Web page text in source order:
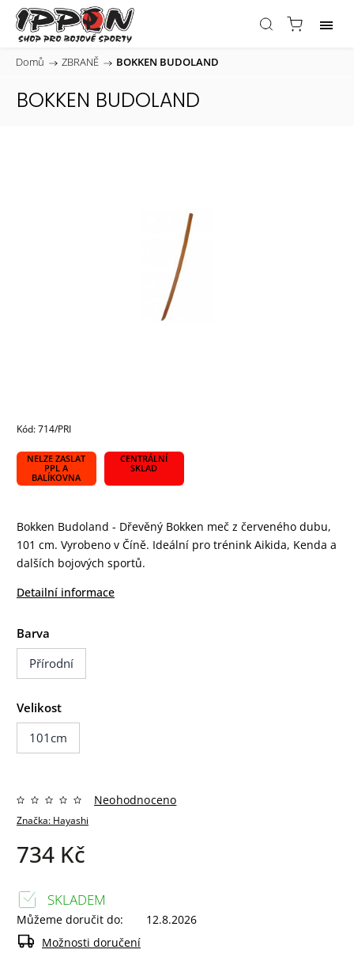
Domů / ZBRANĚ / BOKKEN BUDOLAND
BOKKEN BUDOLAND
Kód:714/PRI
NELZE ZASLAT
PPL A
BALÍKOVNA
CENTRÁLNÍ
SKLAD
Bokken Budoland - Dřevěný Bokken meč z červeného dubu,
101 cm. Vyrobeno v Číně. Ideální pro trénink Aikida, Kenda a
dalších bojových sportů.
Detailní informace
Barva
Přírodní
Velikost
101cm
Značka: Hayashi
Neohodnoceno
734 Kč
SKLADEM
Můžeme doručit do:
12.8.2026
Možnosti doručení